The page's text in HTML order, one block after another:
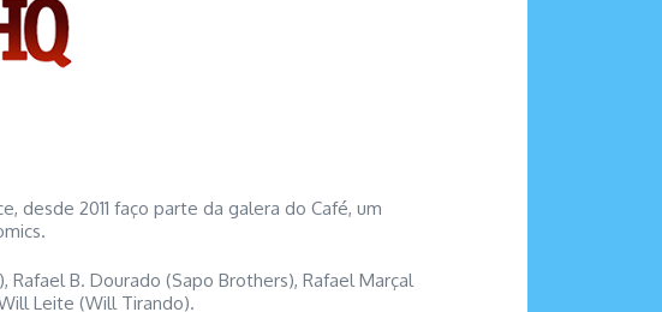
desde 2011 faço parte da galera do Café, um
B. Dourado (Sapo Brothers), Rafael Marçal
Leite (Will Tirando).